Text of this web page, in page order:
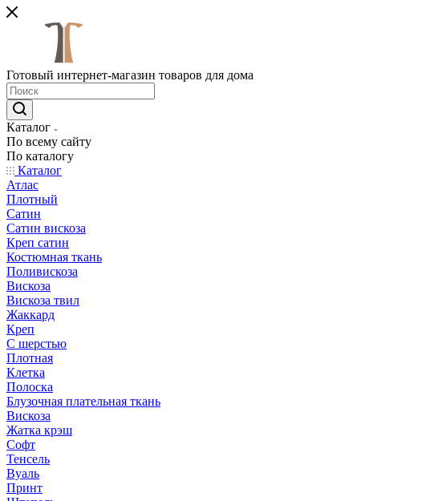
Готовый интернет-магазин товаров для дома
Каталог
По всему сайту
По каталогу
Каталог
Атлас
Плотный
Сатин
Сатин вискоза
Креп сатин
Костюмная ткань
Поливискоза
Вискоза
Вискоза твил
Жаккард
Креп
С шерстью
Плотная
Клетка
Полоска
Блузочная плательная ткань
Вискоза
Жатка крэш
Софт
Тенсель
Вуаль
Принт